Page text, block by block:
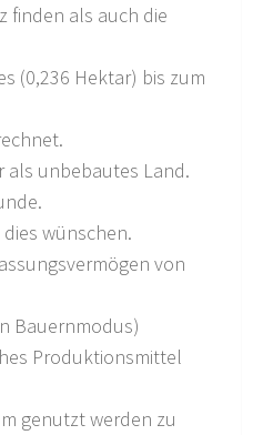
finden als auch die
(0,236 Hektar) bis zum
als unbebautes Land.
wünschen.
von
Bauernmodus)
Produktionsmittel
genutzt werden zu